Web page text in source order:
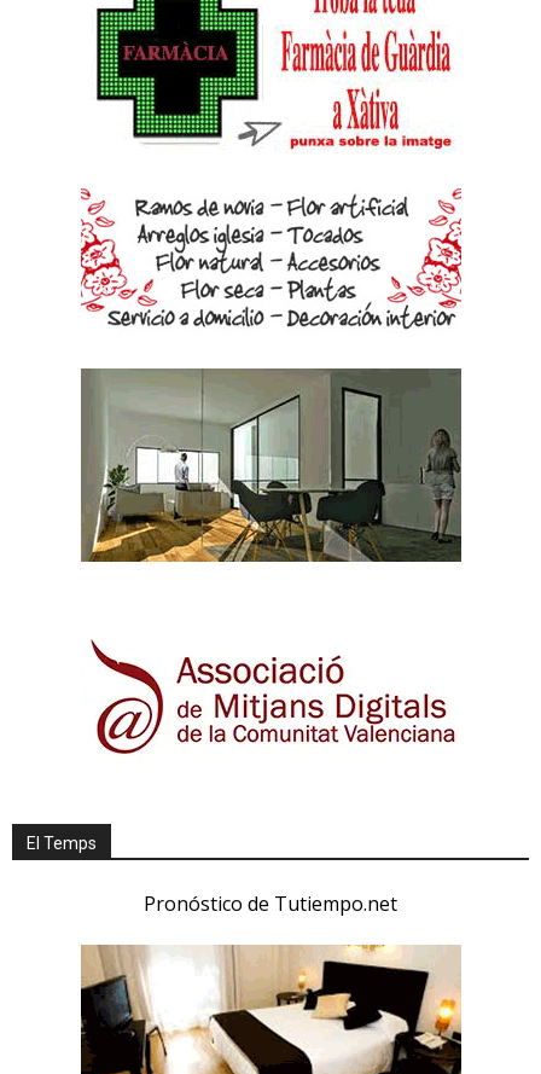
El Temps
Pronóstico de Tutiempo.net